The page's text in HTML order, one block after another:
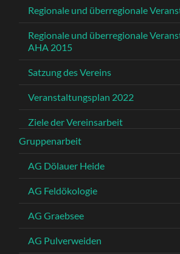
Regionale und überregionale
Regionale und überregionale
AHA 2015
Satzung des Vereins
Veranstaltungsplan 2022
Ziele der Vereinsarbeit
Gruppenarbeit
AG Dölauer Heide
AG Feldökologie
AG Graebsee
AG Pulverweiden